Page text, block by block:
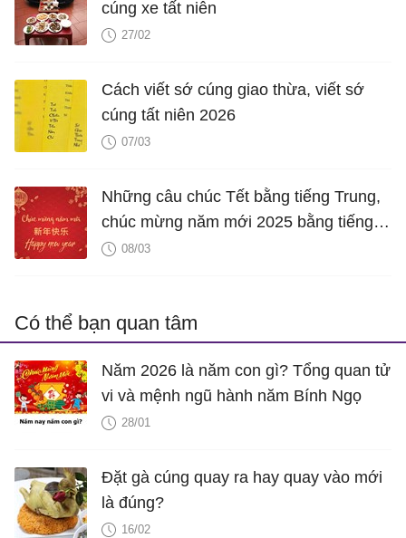
cúng xe tất niên
27/02
Cách viết sớ cúng giao thừa, viết sớ
cúng tất niên 2026
07/03
Những câu chúc Tết bằng tiếng Trung,
chúc mừng năm mới 2025 bằng tiếng
Trung hay nhất
08/03
Có thể bạn quan tâm
Năm 2026 là năm con gì? Tổng quan tử
vi và mệnh ngũ hành năm Bính Ngọ
28/01
Đặt gà cúng quay ra hay quay vào mới
là đúng?
16/02